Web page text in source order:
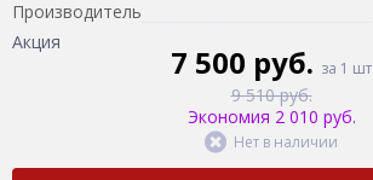
Производитель
Акция
7 500 руб. за 1 шт
9 510 руб.
Экономия 2 010 руб.
Нет в наличии